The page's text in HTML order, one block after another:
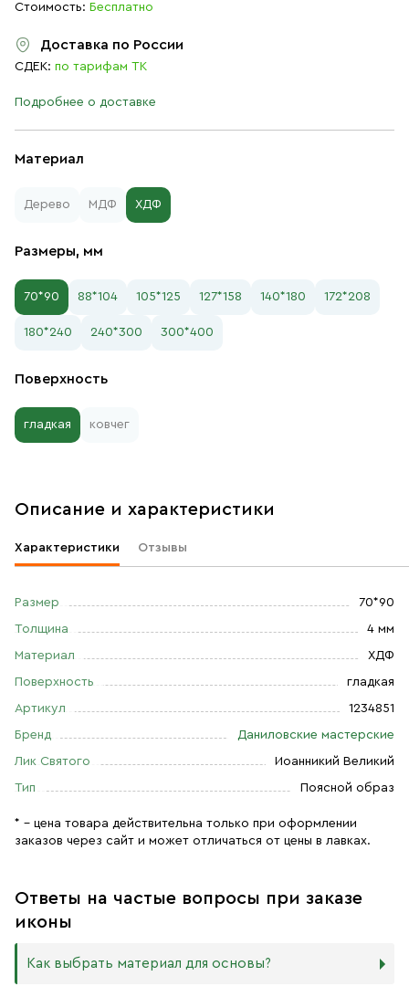
Материал
Дерево МДФ ХДФ
Размеры, мм
70*90 88*104 105*125 127*158 140*180 172*208
180*240 240*300 300*400
Поверхность
гладкая ковчег
Стоимость: Бесплатно
Доставка по России
СДЕК: по тарифам ТК
Подробнее о доставке
Описание и характеристики
Характеристики Отзывы
Размер 70*90
Толщина 4 мм
Материал ХДФ
Поверхность гладкая
Артикул 1234851
Бренд Даниловские мастерские
Лик Святого Иоанникий Великий
Тип Поясной образ
* – цена товара действительна только при оформлении
заказов через сайт и может отличаться от цены в лавках.
Ответы на частые вопросы при заказе
иконы
Как выбрать материал для основы?